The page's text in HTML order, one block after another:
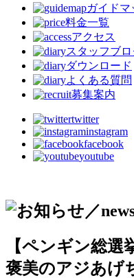
ガイドマ
料金一覧
アクセス
スタッフブ
ダウンロード
よくある質問
募集案内
twitter
instagram
facebook
youtube
【ペンギン総
褒美のアジあ